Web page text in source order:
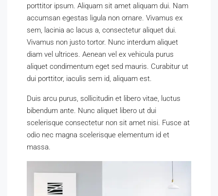
porttitor ipsum. Aliquam sit amet aliquam dui. Nam
accumsan egestas ligula non ornare. Vivamus ex
sem, lacinia ac lacus a, consectetur aliquet dui.
Vivamus non justo tortor. Nunc interdum aliquet
diam vel ultrices. Aenean vel ex vehicula purus
aliquet condimentum eget sed mauris. Curabitur ut
dui porttitor, iaculis sem id, aliquam est.
Duis arcu purus, sollicitudin et libero vitae, luctus
bibendum ante. Nunc aliquet libero ut dui
scelerisque consectetur non sit amet nisi. Fusce at
odio nec magna scelerisque elementum id et
massa.